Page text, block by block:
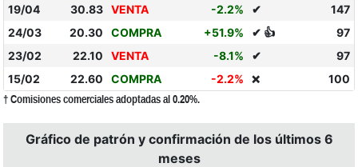
19/04
30.83 VENTA -2.2% ✔
147
24/03
20.30 COMPRA +51.9% ✔ 👍
97
23/02
22.10 VENTA -8.1% ✔
97
15/02
22.60 COMPRA -2.2% ❌ 100
† Comisiones comerciales adoptadas al 0.20%.
Gráfico de patrón y confirmación de los últimos 6
meses